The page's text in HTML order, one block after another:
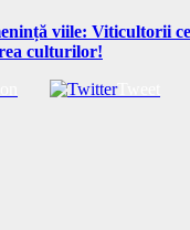
viile: Viticultorii
culturilor!
Tweet